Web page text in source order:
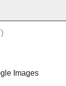
Images